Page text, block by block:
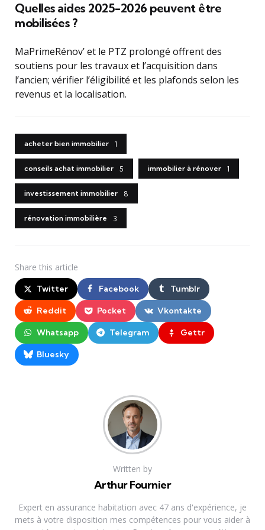
Quelles aides 2025-2026 peuvent être
mobilisées ?
MaPrimeRénov’ et le PTZ prolongé offrent des
soutiens pour les travaux et l’acquisition dans
l’ancien; vérifier l’éligibilité et les plafonds selon les
revenus et la localisation.
acheter bien immobilier 1
conseils achat immobilier 5 immobilier à rénover 1
investissement immobilier 8
rénovation immobilière 3
Share this article
Twitter Facebook Tumblr
Reddit Pocket Vkontakte
Whatsapp Telegram Gettr
Bluesky
Written by
Arthur Fournier
Expert en assurance habitation avec 47 ans d'expérience, je
mets à votre disposition mes compétences pour vous aider à